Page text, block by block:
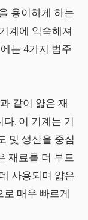
용이하게 하는
계에 익숙해져
는 4가지 범주
같이 얇은 재
. 이 기계는 기
및 생산을 중심
재료를 더 부드
사용되며 얇은
매우 빠르게